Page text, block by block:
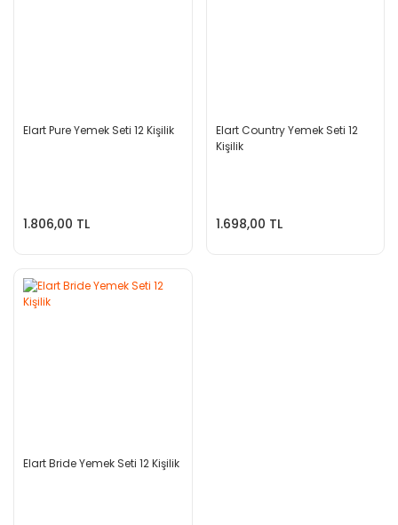
Elart Pure Yemek Seti 12 Kişilik
1.806,00 TL
Elart Country Yemek Seti 12
Kişilik
1.698,00 TL
Elart Bride Yemek Seti 12 Kişilik